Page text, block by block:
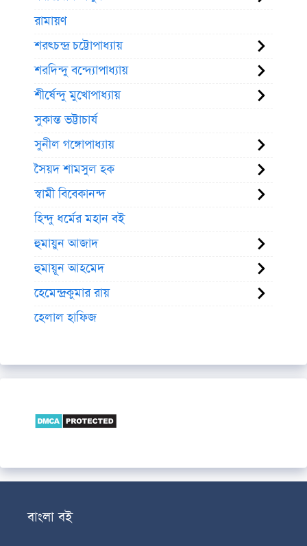
রামায়ণ
শরৎচন্দ্র চট্টোপাধ্যায়
শরদিন্দু বন্দ্যোপাধ্যায়
শীর্ষেন্দু মুখোপাধ্যায়
সুকান্ত ভট্টাচার্য
সুনীল গঙ্গোপাধ্যায়
সৈয়দ শামসুল হক
স্বামী বিবেকানন্দ
হিন্দু ধর্মের মহান বই
হুমায়ুন আজাদ
হুমায়ূন আহমেদ
হেমেন্দ্রকুমার রায়
হেলাল হাফিজ
বাংলা বই